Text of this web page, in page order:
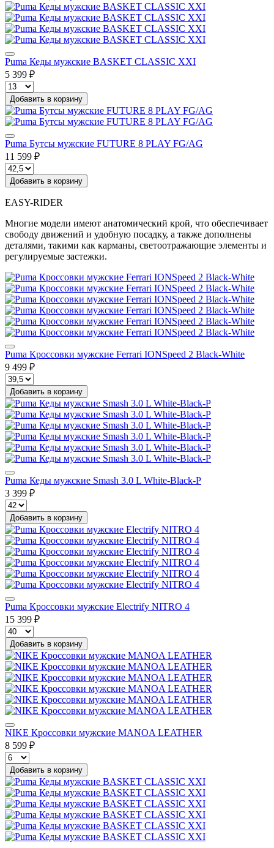
Puma Кеды мужские BASKET CLASSIC XXI
5 399 ₽
Добавить в корзину
Puma Бутсы мужские FUTURE 8 PLAY FG/AG
11 599 ₽
Добавить в корзину
EASY-RIDER
Многие модели имеют анатомический крой, что обеспечивает
свободу движений и удобную посадку, а также дополнены
деталями, такими как карманы, светоотражающие элементы и
регулируемые застежки.
Puma Кроссовки мужские Ferrari IONSpeed 2 Black-White
9 499 ₽
Добавить в корзину
Puma Кеды мужские Smash 3.0 L White-Black-P
3 399 ₽
Добавить в корзину
Puma Кроссовки мужские Electrify NITRO 4
15 399 ₽
Добавить в корзину
NIKE Кроссовки мужские MANOA LEATHER
8 599 ₽
Добавить в корзину